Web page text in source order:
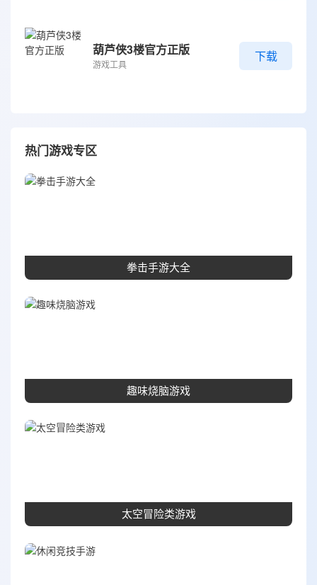
葫芦侠3楼官方正版
游戏工具
下载
热门游戏专区
拳击手游大全
趣味烧脑游戏
太空冒险类游戏